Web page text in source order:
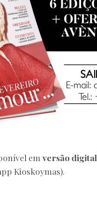
em versão digital
Kioskoymas).